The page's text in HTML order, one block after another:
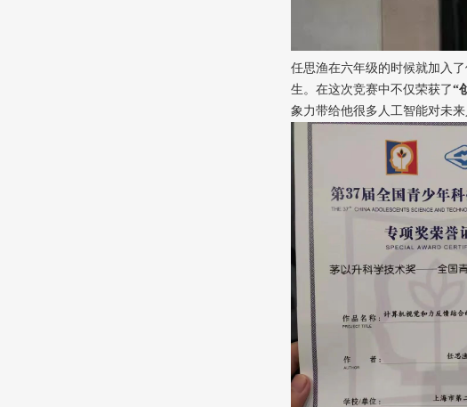
任思渔在六年级的时候就加入
生。在这次竞赛中不仅荣获了“
象力带给他很多人工智能对未